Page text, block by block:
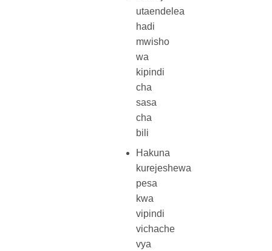
utaendelea
hadi
mwisho
wa
kipindi
cha
sasa
cha
bili
Hakuna
kurejeshewa
pesa
kwa
vipindi
vichache
vya